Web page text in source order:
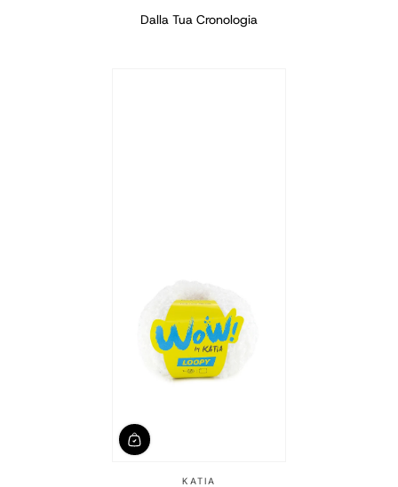
Dalla Tua Cronologia
KATIA